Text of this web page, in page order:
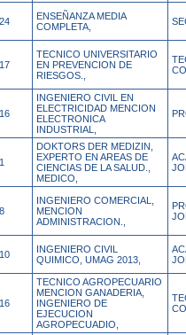
24
ENSEÑANZA MEDIA
COMPLETA,
17
TECNICO UNIVERSITARIO
EN PREVENCION DE
RIESGOS.,
16
INGENIERO CIVIL EN
ELECTRICIDAD MENCION
ELECTRONICA
INDUSTRIAL,
1
DOKTORS DER MEDIZIN,
EXPERTO EN AREAS DE
CIENCIAS DE LA SALUD.,
MEDICO,
8
INGENIERO COMERCIAL,
MENCION
ADMINISTRACION.,
10
INGENIERO CIVIL
QUIMICO, UMAG 2013,
16
TECNICO AGROPECUARIO
MENCION GANADERIA,
INGENIERO DE
EJECUCION
AGROPECUADIO,